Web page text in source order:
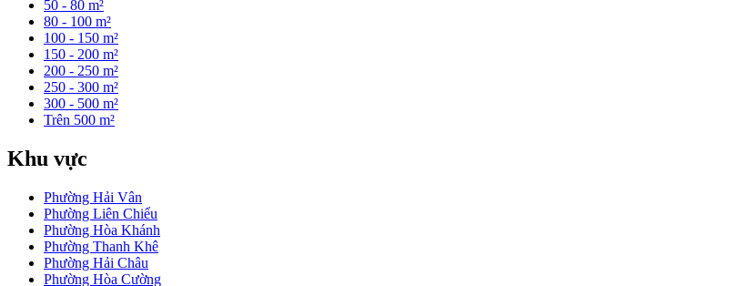
50 - 80 m²
80 - 100 m²
100 - 150 m²
150 - 200 m²
200 - 250 m²
250 - 300 m²
300 - 500 m²
Trên 500 m²
Khu vực
Phường Hải Vân
Phường Liên Chiểu
Phường Hòa Khánh
Phường Thanh Khê
Phường Hải Châu
Phường Hòa Cường